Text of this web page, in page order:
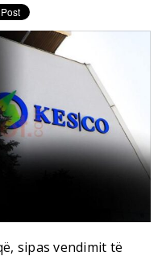
sipas vendimit të